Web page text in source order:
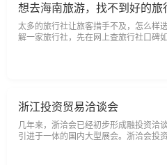
想去海南旅游，找不到好的旅
太多的旅行社让旅客措手不及，怎么样
解一家旅行社，先在网上查旅行社口碑
社始建于1949年11月，是新中国的第
浙江投资贸易洽谈会
几年来，浙洽会已经初步形成融投资洽
引进于一体的国内大型展会。浙洽会投